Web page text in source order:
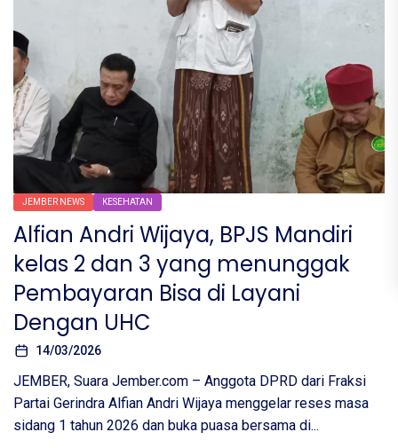
JEMBER NEWS KESEHATAN
Alfian Andri Wijaya, BPJS Mandiri
kelas 2 dan 3 yang menunggak
Pembayaran Bisa di Layani
Dengan UHC
14/03/2026
JEMBER, Suara Jember.com – Anggota DPRD dari Fraksi
Partai Gerindra Alfian Andri Wijaya menggelar reses masa
sidang 1 tahun 2026 dan buka puasa bersama di...